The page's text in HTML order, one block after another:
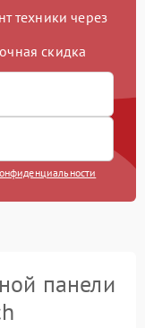
техники через
скидка
панели